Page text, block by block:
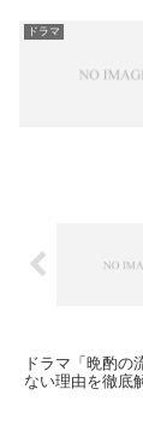
ドラマ
ドラマ「晩酌の
ない理由を徹底